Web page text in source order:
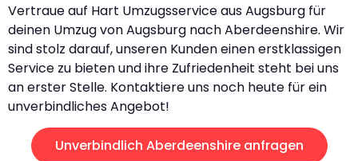
Vertraue auf Hart Umzugsservice aus Augsburg für
deinen Umzug von Augsburg nach Aberdeenshire. Wir
sind stolz darauf, unseren Kunden einen erstklassigen
Service zu bieten und ihre Zufriedenheit steht bei uns
an erster Stelle. Kontaktiere uns noch heute für ein
unverbindliches Angebot!
Unverbindlich Aberdeenshire anfragen